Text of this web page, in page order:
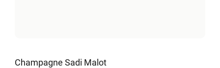
Champagne Sadi Malot